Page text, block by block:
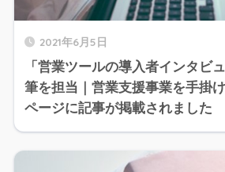
2021年6月5日
「営業ツールの導入者インタビ
筆を担当｜営業支援事業を手掛
ページに記事が掲載されました